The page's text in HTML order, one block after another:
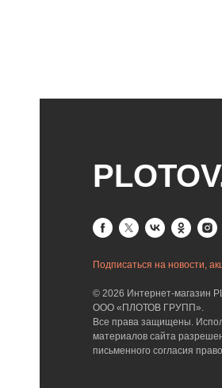
Подписаться на новости,
© 2026 Интернет-магазин
ООО «ПЛОТОВ ГРУПП».
Все права защищены.
материалов сайта
письменного согласия